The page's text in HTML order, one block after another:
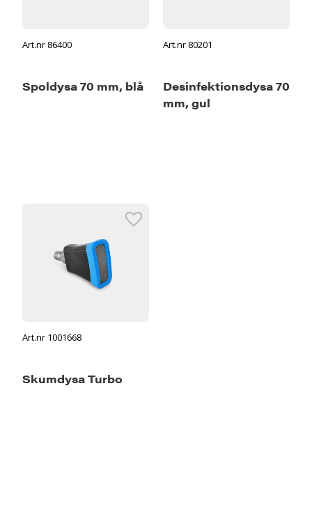
Art.nr 86400
Spoldysa 70 mm, blå
Art.nr 80201
Desinfektionsdysa 70
mm, gul
Art.nr 1001668
Skumdysa Turbo